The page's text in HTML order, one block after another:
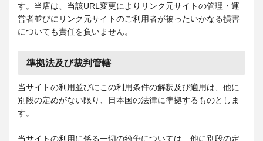
す。当店は、当該URL変更によりリンク元サイトの管理・運
営者並びにリンク元サイトのご利用者が被ったいかなる損害
についても責任を負いません。
準拠法及び裁判管轄
当サイトの利用並びにこの利用条件の解釈及び適用は、他に
別段の定めがない限り、日本国の法律に準拠するものとしま
す。
当サイトの利用に係る一切の紛争については、他に別段の定